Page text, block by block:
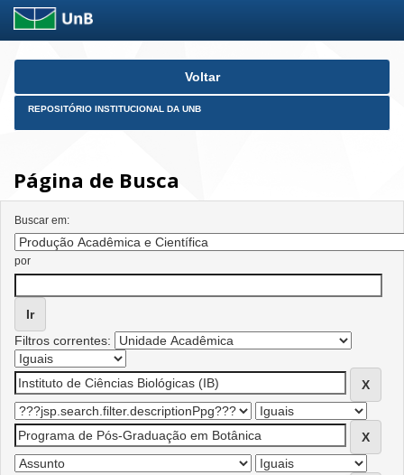
Skip
Voltar
REPOSITÓRIO INSTITUCIONAL DA UNB
Página de Busca
Buscar em:
por
Filtros correntes: